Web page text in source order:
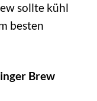
sollte kühl
besten
Brew